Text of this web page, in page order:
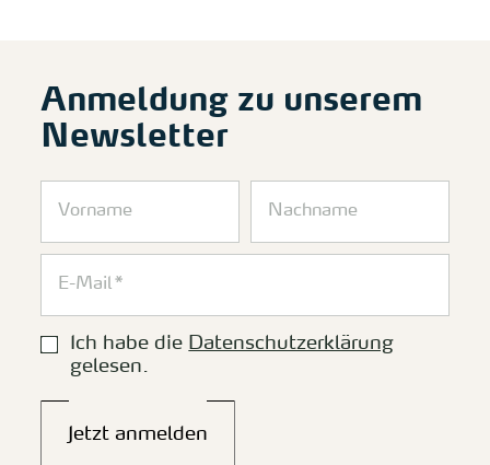
Anmeldung zu unserem
Newsletter
Ich habe die
Datenschutzerklärung
gelesen.
Jetzt anmelden